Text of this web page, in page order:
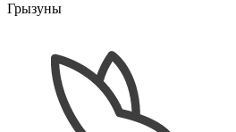
Грызуны